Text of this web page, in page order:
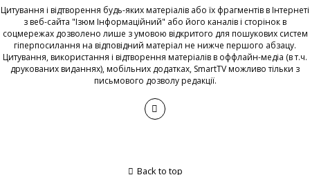
Цитування і відтворення будь-яких матеріалів або їх фрагментів в Інтернеті
з веб-сайта "Ізюм Інформаційний" або його каналів і сторінок в
соцмережах дозволено лише з умовою відкритого для пошукових систем
гіперпосилання на відповідний матеріал не нижче першого абзацу.
Цитування, використання і відтворення матеріалів в оффлайн-медіа (в т.ч.
друкованих виданнях), мобільних додатках, SmartTV можливо тільки з
письмового дозволу редакції.
Back to top